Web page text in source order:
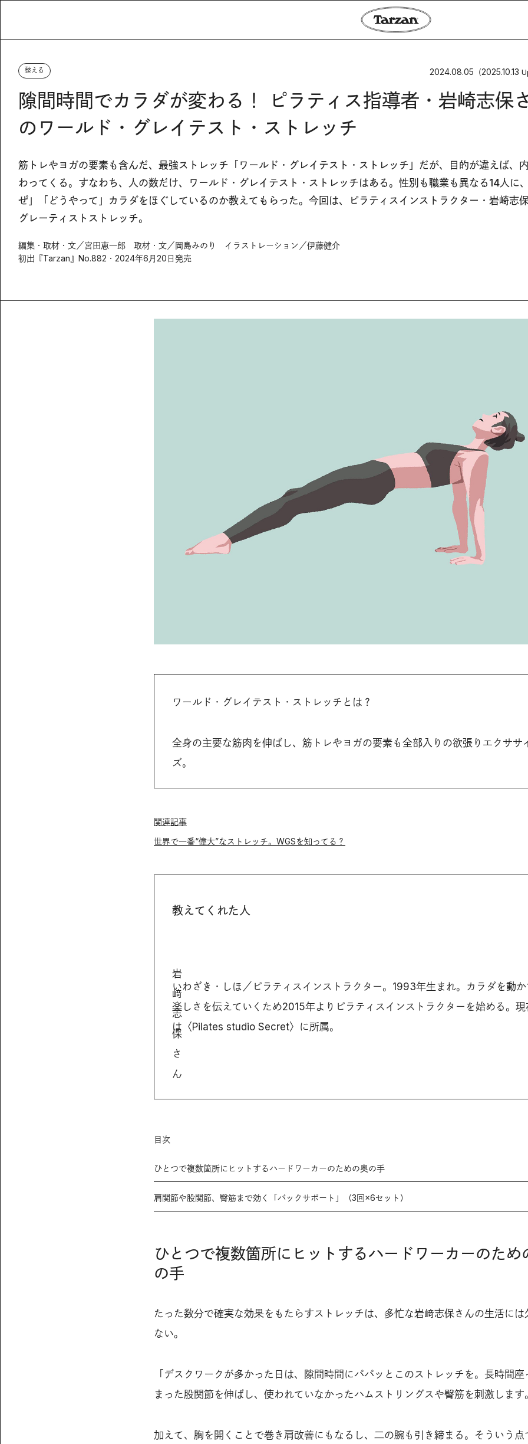
整える 2024.08.05 （2025.10.13
隙間時間でカラダが変わる！ ピラティス指導者・岩崎志保
のワールド・グレイテスト・ストレッチ
筋トレやヨガの要素も含んだ、最強ストレッチ「ワールド・グレイテスト・ストレッチ」だが、目的が違えば、
わってくる。すなわち、人の数だけ、ワールド・グレイテスト・ストレッチはある。性別も職業も異なる14人に
ぜ」「どうやって」カラダをほぐしているのか教えてもらった。今回は、ピラティスインストラクター・岩崎志
グレーティストストレッチ。
編集・取材・文／宮田恵一郎 取材・文／岡島みのり イラストレーション／伊藤健介
初出『Tarzan』No.882・2024年6月20日発売
ワールド・グレイテスト・ストレッチとは？
全身の主要な筋肉を伸ばし、筋トレやヨガの要素も全部入りの欲張りエクササ
ズ。
関連記事
世界で一番“偉大”なストレッチ。WGSを知ってる？
岩
﨑
志
保
さ
ん
教えてくれた人
いわざき・しほ／ピラティスインストラクター。1993年生まれ。カラダを動
楽しさを伝えていくため2015年よりピラティスインストラクターを始める。現
は〈Pilates studio Secret〉に所属。
目次
ひとつで複数箇所にヒットするハードワーカーのための奥の手
肩関節や股関節、臀筋まで効く「バックサポート」（3回×6セット）
ひとつで複数箇所にヒットするハードワーカーのため
の手
たった数分で確実な効果をもたらすストレッチは、多忙な岩﨑志保さんの生活には
ない。
「デスクワークが多かった日は、隙間時間にパパッとこのストレッチを。長時間座
まった股関節を伸ばし、使われていなかったハムストリングスや臀筋を刺激します
加えて、胸を開くことで巻き肩改善にもなるし、二の腕も引き締まる。そういう点